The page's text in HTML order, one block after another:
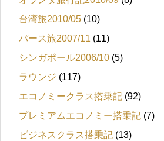
台湾旅2010/05 (10)
パース旅2007/11 (11)
シンガポール2006/10 (5)
ラウンジ (117)
エコノミークラス搭乗記 (92)
プレミアムエコノミー搭乗記 (7)
ビジネスクラス搭乗記 (13)